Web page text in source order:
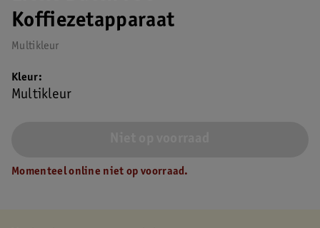
Koffiezetapparaat
Multikleur
Kleur
Multikleur
Momenteel online niet op voorraad.